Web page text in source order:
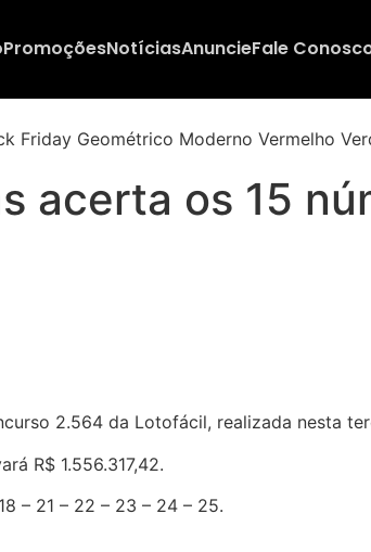
PromoçõesNotíciasAnuncieFale
acerta os 15
2.564 da Lotofácil, realizada nesta
R$ 1.556.317,42.
– 21 – 22 – 23 – 24 – 25.